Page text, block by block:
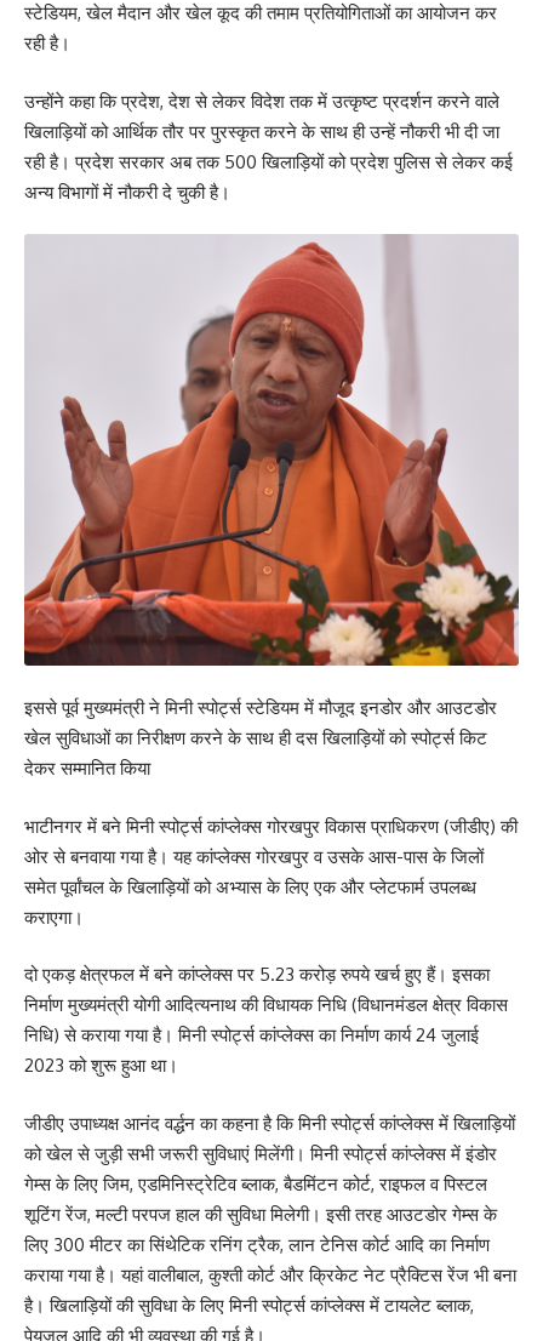
स्टेडियम, खेल मैदान और खेल कूद की तमाम प्रतियोगिताओं का आयोजन कर
रही है।
उन्होंने कहा कि प्रदेश, देश से लेकर विदेश तक में उत्कृष्ट प्रदर्शन करने वाले
खिलाड़ियों को आर्थिक तौर पर पुरस्कृत करने के साथ ही उन्हें नौकरी भी दी जा
रही है। प्रदेश सरकार अब तक 500 खिलाड़ियों को प्रदेश पुलिस से लेकर कई
अन्य विभागों में नौकरी दे चुकी है।
इससे पूर्व मुख्यमंत्री ने मिनी स्पोर्ट्स स्टेडियम में मौजूद इनडोर और आउटडोर
खेल सुविधाओं का निरीक्षण करने के साथ ही दस खिलाड़ियों को स्पोर्ट्स किट
देकर सम्मानित किया
भाटीनगर में बने मिनी स्पोर्ट्स कांप्लेक्स गोरखपुर विकास प्राधिकरण (जीडीए) की
ओर से बनवाया गया है। यह कांप्लेक्स गोरखपुर व उसके आस-पास के जिलों
समेत पूर्वांचल के खिलाड़ियों को अभ्यास के लिए एक और प्लेटफार्म उपलब्ध
कराएगा।
दो एकड़ क्षेत्रफल में बने कांप्लेक्स पर 5.23 करोड़ रुपये खर्च हुए हैं। इसका
निर्माण मुख्यमंत्री योगी आदित्यनाथ की विधायक निधि (विधानमंडल क्षेत्र विकास
निधि) से कराया गया है। मिनी स्पोर्ट्स कांप्लेक्स का निर्माण कार्य 24 जुलाई
2023 को शुरू हुआ था।
जीडीए उपाध्यक्ष आनंद वर्द्धन का कहना है कि मिनी स्पोर्ट्स कांप्लेक्स में खिलाड़ियों
को खेल से जुड़ी सभी जरूरी सुविधाएं मिलेंगी। मिनी स्पोर्ट्स कांप्लेक्स में इंडोर
गेम्स के लिए जिम, एडमिनिस्ट्रेटिव ब्लाक, बैडमिंटन कोर्ट, राइफल व पिस्टल
शूटिंग रेंज, मल्टी परपज हाल की सुविधा मिलेगी। इसी तरह आउटडोर गेम्स के
लिए 300 मीटर का सिंथेटिक रनिंग ट्रैक, लान टेनिस कोर्ट आदि का निर्माण
कराया गया है। यहां वालीबाल, कुश्ती कोर्ट और क्रिकेट नेट प्रैक्टिस रेंज भी बना
है। खिलाड़ियों की सुविधा के लिए मिनी स्पोर्ट्स कांप्लेक्स में टायलेट ब्लाक,
पेयजल आदि की भी व्यवस्था की गई है।